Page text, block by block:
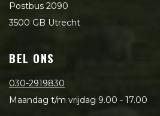
Postbus 2090
3500 GB Utrecht
BEL ONS
030-2919830
Maandag t/m vrijdag 9.00 - 17.00